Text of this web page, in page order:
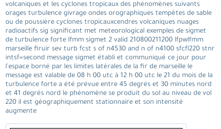
volcaniques et les cyclones tropicaux des phénomènes suivants
orages turbulence givrage ondes orographiques tempêtes de sable
ou de poussière cyclones tropicauxcendres volcaniques nuages
radioactifs sig significant met meteorological exemples de sigmet
de turbulence forte lfmm sigmet 2 valid 210800211200 lfpwlfmm
marseille firuir sev turb fcst s of n4530 and n of n4100 sfcfl220 stnr
intsf=second message sigmet établi et communiqué ce jour pour
l'espace borné par les limites latérales de la fir de marseille le
message est valable de 08 h 00 utc à 12 h 00 utc le 21 du mois de la
turbulence forte a été prévue entre 45 degrés et 30 minutes nord
et 41 degrés nord le phénomène se produit du sol au niveau de vol
220 il est géographiquement stationnaire et son intensité
augmente